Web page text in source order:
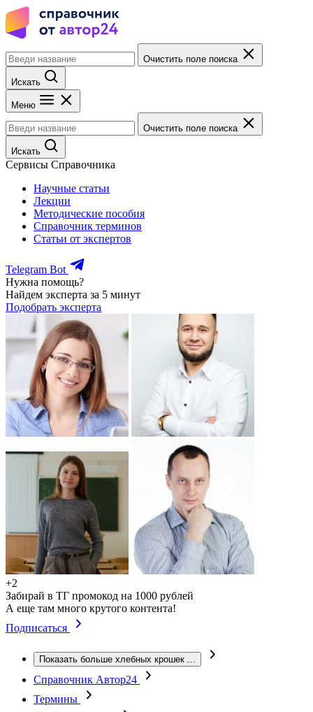
Очистить поле поиска
Искать
Меню
Очистить поле поиска
Искать
Сервисы Справочника
Научные статьи
Лекции
Методические пособия
Справочник терминов
Статьи от экспертов
Telegram Bot
Нужна помощь?
Найдем эксперта за 5 минут
Подобрать эксперта
+2
Забирай в ТГ промокод на 1000 рублей
А еще там много крутого контента!
Подписаться
Показать больше хлебных крошек ...
Справочник Автор24
Термины